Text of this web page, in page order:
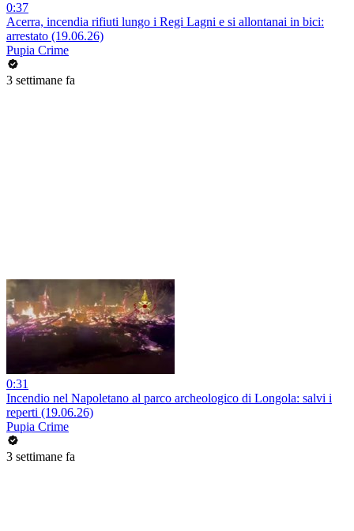
0:37
Acerra, incendia rifiuti lungo i Regi Lagni e si allontanai in bici:
arrestato (19.06.26)
Pupia Crime
3 settimane fa
0:31
Incendio nel Napoletano al parco archeologico di Longola: salvi i
reperti (19.06.26)
Pupia Crime
3 settimane fa